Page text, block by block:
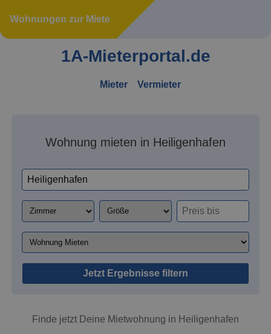
Wohnungen zur Miete
1A-Mieterportal.de
Mieter Vermieter
Wohnung mieten in Heiligenhafen
Jetzt Ergebnisse filtern
Finde jetzt Deine Mietwohnung in Heiligenhafen